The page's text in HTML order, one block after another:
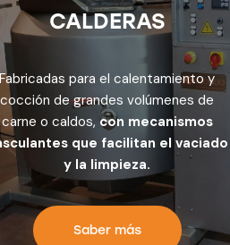
CALDERAS
Fabricadas para el calentamiento y
cocción de grandes volúmenes de
carne o caldos, con mecanismos
que facilitan el vaciado
y la limpieza.
Saber más